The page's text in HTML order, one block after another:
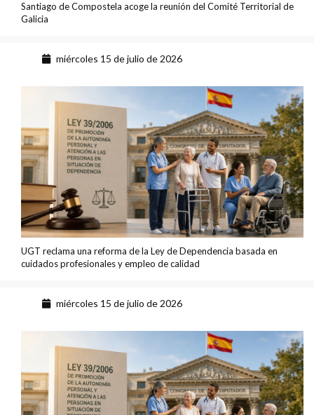
Santiago de Compostela acoge la reunión del Comité Territorial de
Galicia
miércoles 15 de julio de 2026
UGT reclama una reforma de la Ley de Dependencia basada en
cuidados profesionales y empleo de calidad
miércoles 15 de julio de 2026